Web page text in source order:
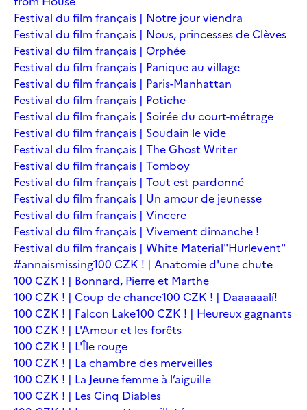
Festival du film français | Notre jour viendra
Festival du film français | Nous, princesses de Clèves
Festival du film français | Orphée
Festival du film français | Panique au village
Festival du film français | Paris-Manhattan
Festival du film français | Potiche
Festival du film français | Soirée du court-métrage
Festival du film français | Soudain le vide
Festival du film français | The Ghost Writer
Festival du film français | Tomboy
Festival du film français | Tout est pardonné
Festival du film français | Un amour de jeunesse
Festival du film français | Vincere
Festival du film français | Vivement dimanche !
Festival du film français | White Material"Hurlevent"
#annaismissing100 CZK ! | Anatomie d'une chute
100 CZK ! | Bonnard, Pierre et Marthe
100 CZK ! | Coup de chance100 CZK ! | Daaaaaalí!
100 CZK ! | Falcon Lake100 CZK ! | Heureux gagnants
100 CZK ! | L'Amour et les forêts
100 CZK ! | L'Île rouge
100 CZK ! | La chambre des merveilles
100 CZK ! | La Jeune femme à l’aiguille
100 CZK ! | Les Cinq Diables